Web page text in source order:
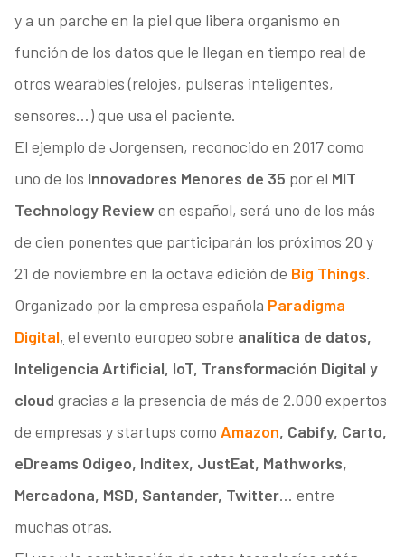
y a un parche en la piel que libera organismo en
función de los datos que le llegan en tiempo real de
otros wearables (relojes, pulseras inteligentes,
sensores…) que usa el paciente.
El ejemplo de Jorgensen, reconocido en 2017 como
uno de los Innovadores Menores de 35 por el MIT
Technology Review en español, será uno de los más
de cien ponentes que participarán los próximos 20 y
21 de noviembre en la octava edición de Big Things.
Organizado por la empresa española Paradigma
Digital, el evento europeo sobre analítica de datos,
Inteligencia Artificial, IoT, Transformación Digital y
cloud gracias a la presencia de más de 2.000 expertos
de empresas y startups como Amazon, Cabify, Carto,
eDreams Odigeo, Inditex, JustEat, Mathworks,
Mercadona, MSD, Santander, Twitter… entre
muchas otras.